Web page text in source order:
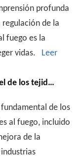
profunda
de la
fuego es la
vidas. Leer
resistentes al fuego
de los
al fuego, incluido
de la